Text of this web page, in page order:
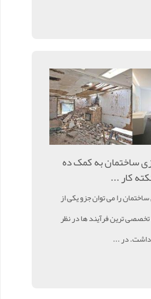
ساختمان به کمک ده
کار ...
را می توان جزو یکی از
ترین فرآیند ها در نظر
داشت. در ...